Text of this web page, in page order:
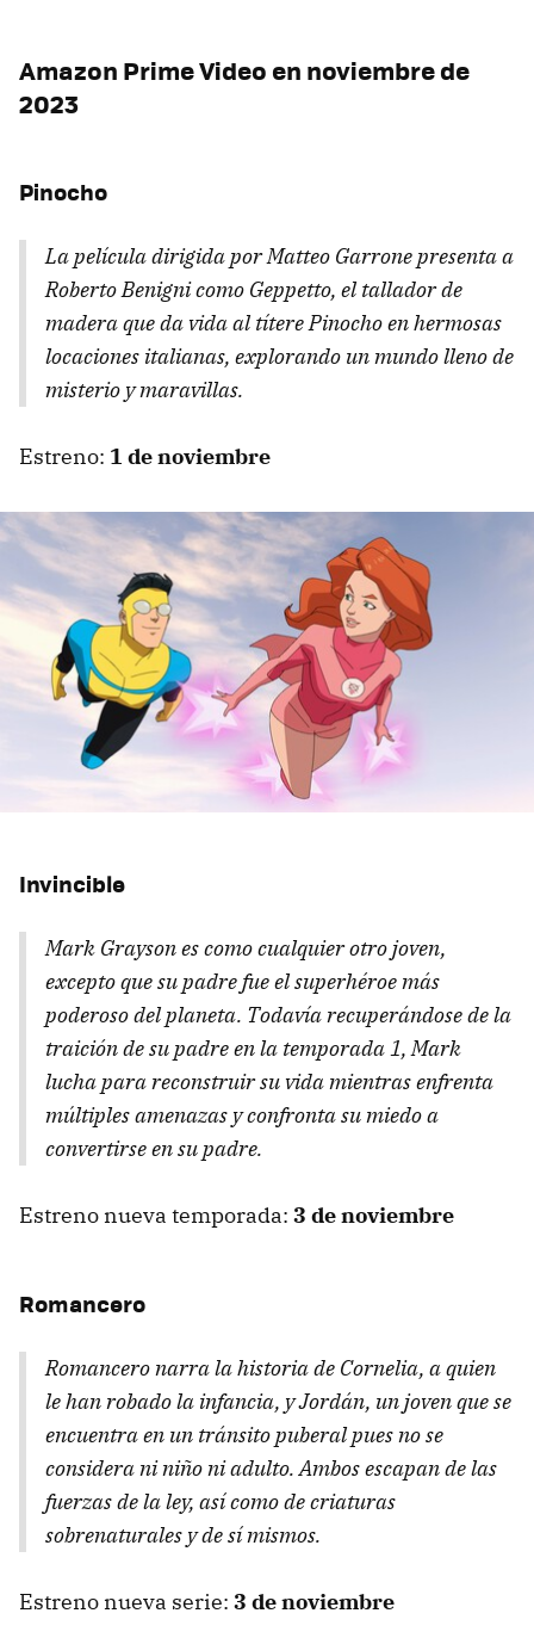
Amazon Prime Video en noviembre de
2023
Pinocho
La película dirigida por Matteo Garrone presenta a
Roberto Benigni como Geppetto, el tallador de
madera que da vida al títere Pinocho en hermosas
locaciones italianas, explorando un mundo lleno de
misterio y maravillas.
Estreno: 1 de noviembre
Invincible
Mark Grayson es como cualquier otro joven,
excepto que su padre fue el superhéroe más
poderoso del planeta. Todavía recuperándose de la
traición de su padre en la temporada 1, Mark
lucha para reconstruir su vida mientras enfrenta
múltiples amenazas y confronta su miedo a
convertirse en su padre.
Estreno nueva temporada: 3 de noviembre
Romancero
Romanceronarra la historia de Cornelia, a quien
le han robado la infancia, y Jordán, un joven que se
encuentra en un tránsito puberal pues no se
considera ni niño ni adulto. Ambos escapan de las
fuerzas de la ley, así como de criaturas
sobrenaturales y de sí mismos.
Estreno nueva serie: 3 de noviembre